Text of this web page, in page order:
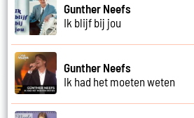
Gunther Neefs
Ik blijf bij jou
Gunther Neefs
Ik had het moeten weten